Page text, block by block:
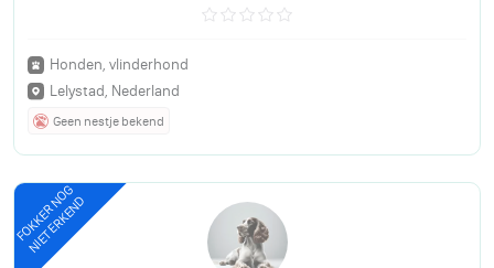
Honden, vlinderhond
Lelystad, Nederland
Geen nestje bekend
FOKKER NOG
NIET ERKEND